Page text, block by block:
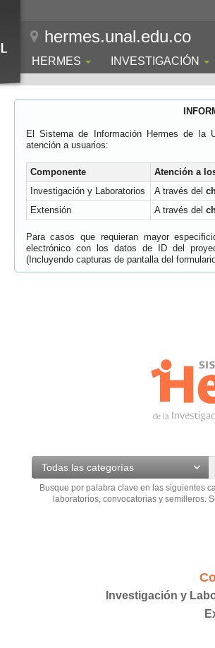
hermes.unal.edu.co
HERMES INVESTIGACIÓN
El Sistema de Información Hermes de la
atención a usuarios:
Componente Atención a
Investigación y Laboratorios
A través del
Extensión
A través del
Para casos que requieran mayor
electrónico con los datos de ID del
(Incluyendo capturas de pantalla del
Todas las categorías
Busque por palabra clave en las siguientes
laboratorios, convocatorias y semilleros.
Investigación y